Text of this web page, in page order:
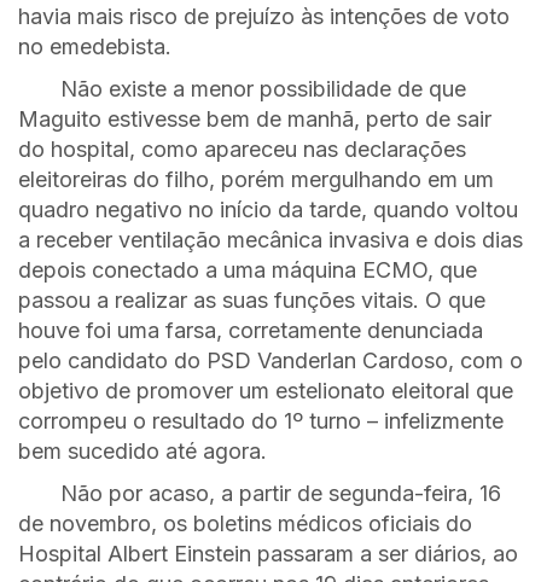
havia mais risco de prejuízo às intenções de voto
no emedebista.
Não existe a menor possibilidade de que
Maguito estivesse bem de manhã, perto de sair
do hospital, como apareceu nas declarações
eleitoreiras do filho, porém mergulhando em um
quadro negativo no início da tarde, quando voltou
a receber ventilação mecânica invasiva e dois dias
depois conectado a uma máquina ECMO, que
passou a realizar as suas funções vitais. O que
houve foi uma farsa, corretamente denunciada
pelo candidato do PSD Vanderlan Cardoso, com o
objetivo de promover um estelionato eleitoral que
corrompeu o resultado do 1º turno – infelizmente
bem sucedido até agora.
Não por acaso, a partir de segunda-feira, 16
de novembro, os boletins médicos oficiais do
Hospital Albert Einstein passaram a ser diários, ao